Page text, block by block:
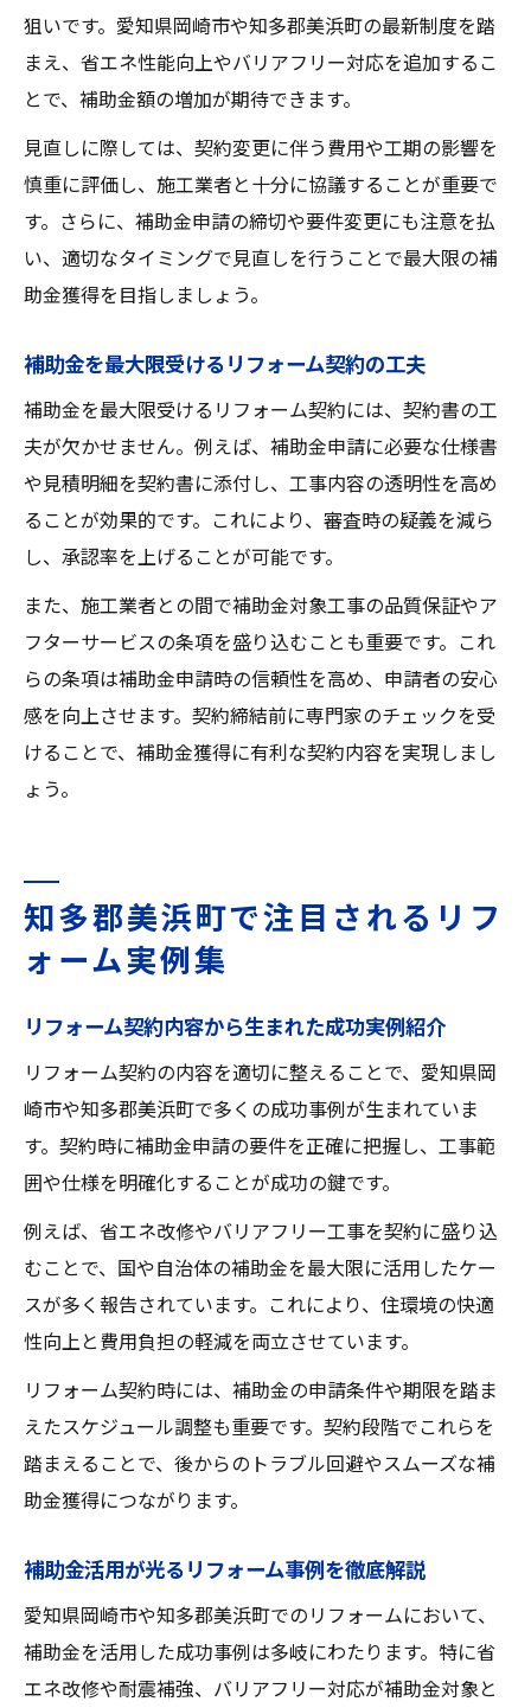
狙いです。愛知県岡崎市や知多郡美浜町の最新制度を踏
まえ、省エネ性能向上やバリアフリー対応を追加するこ
とで、補助金額の増加が期待できます。
見直しに際しては、契約変更に伴う費用や工期の影響を
慎重に評価し、施工業者と十分に協議することが重要で
す。さらに、補助金申請の締切や要件変更にも注意を払
い、適切なタイミングで見直しを行うことで最大限の補
助金獲得を目指しましょう。
補助金を最大限受けるリフォーム契約の工夫
補助金を最大限受けるリフォーム契約には、契約書の工
夫が欠かせません。例えば、補助金申請に必要な仕様書
や見積明細を契約書に添付し、工事内容の透明性を高め
ることが効果的です。これにより、審査時の疑義を減ら
し、承認率を上げることが可能です。
また、施工業者との間で補助金対象工事の品質保証やア
フターサービスの条項を盛り込むことも重要です。これ
らの条項は補助金申請時の信頼性を高め、申請者の安心
感を向上させます。契約締結前に専門家のチェックを受
けることで、補助金獲得に有利な契約内容を実現しまし
ょう。
知多郡美浜町で注目されるリフ
ォーム実例集
リフォーム契約内容から生まれた成功実例紹介
リフォーム契約の内容を適切に整えることで、愛知県岡
崎市や知多郡美浜町で多くの成功事例が生まれていま
す。契約時に補助金申請の要件を正確に把握し、工事範
囲や仕様を明確化することが成功の鍵です。
例えば、省エネ改修やバリアフリー工事を契約に盛り込
むことで、国や自治体の補助金を最大限に活用したケー
スが多く報告されています。これにより、住環境の快適
性向上と費用負担の軽減を両立させています。
リフォーム契約時には、補助金の申請条件や期限を踏ま
えたスケジュール調整も重要です。契約段階でこれらを
踏まえることで、後からのトラブル回避やスムーズな補
助金獲得につながります。
補助金活用が光るリフォーム事例を徹底解説
愛知県岡崎市や知多郡美浜町でのリフォームにおいて、
補助金を活用した成功事例は多岐にわたります。特に省
エネ改修や耐震補強、バリアフリー対応が補助金対象と